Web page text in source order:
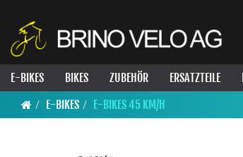
E-BIKES BIKES ZUBEHÖR ERSATZTEILE
E-BIKES
E-BIKES 45 KM/H